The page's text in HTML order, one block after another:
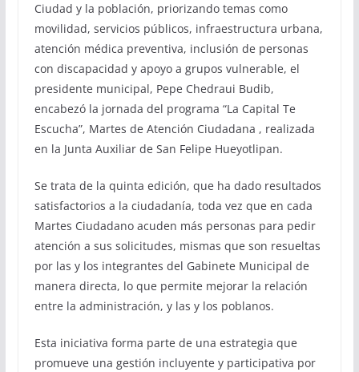
Ciudad y la población, priorizando temas como
movilidad, servicios públicos, infraestructura urbana,
atención médica preventiva, inclusión de personas
con discapacidad y apoyo a grupos vulnerable, el
presidente municipal, Pepe Chedraui Budib,
encabezó la jornada del programa “La Capital Te
Escucha”, Martes de Atención Ciudadana , realizada
en la Junta Auxiliar de San Felipe Hueyotlipan.
Se trata de la quinta edición, que ha dado resultados
satisfactorios a la ciudadanía, toda vez que en cada
Martes Ciudadano acuden más personas para pedir
atención a sus solicitudes, mismas que son resueltas
por las y los integrantes del Gabinete Municipal de
manera directa, lo que permite mejorar la relación
entre la administración, y las y los poblanos.
Esta iniciativa forma parte de una estrategia que
promueve una gestión incluyente y participativa por